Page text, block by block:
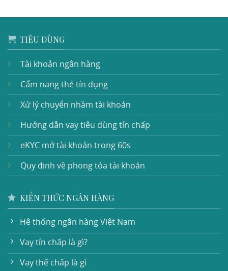
TIÊU DÙNG
Tài khoản ngân hàng
Cẩm nang thẻ tín dụng
Xử lý chuyển nhầm tài khoản
Hướng dẫn vay tiêu dùng tín chấp
eKYC mở tài khoản trong 60s
Quy định về phong tỏa tài khoản
KIẾN THỨC NGÂN HÀNG
Hệ thống ngân hàng Việt Nam
Vay tín chấp là gì?
Vay thế chấp là gì